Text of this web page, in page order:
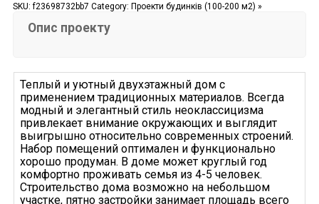
SKU:f23698732bb7 Category: Проекти будинків (100-200 м2) »
Опис проекту
Теплый и уютный двухэтажный дом с
применением традиционных материалов. Всегда
модный и элегантный стиль неоклассицизма
привлекает внимание окружающих и выглядит
выигрышно относительно современных строений.
Набор помещений оптимален и функционально
хорошо продуман. В доме может круглый год
комфортно проживать семья из 4-5 человек.
Строительство дома возможно на небольшом
участке, пятно застройки занимает площадь всего